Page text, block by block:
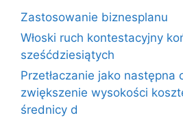
Zastosowanie biznesplanu
Włoski ruch kontestacyjny
sześćdziesiątych
Przetłaczanie jako następna
zwiększenie wysokości
średnicy d